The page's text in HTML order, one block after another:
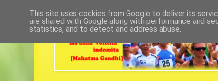
This site uses cookies from Google to deliver its
are shared with Google along with performance and
statistics, and to detect and address abuse.